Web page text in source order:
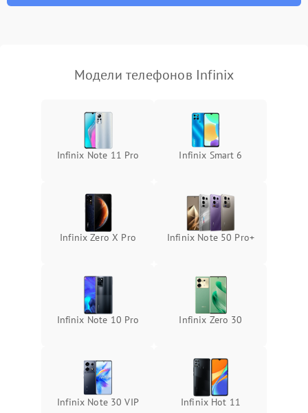
Модели телефонов Infinix
Infinix Note 11 Pro Infinix Smart 6
Infinix Zero X Pro Infinix Note 50 Pro+
Infinix Note 10 Pro Infinix Zero 30
Infinix Note 30 VIP Infinix Hot 11